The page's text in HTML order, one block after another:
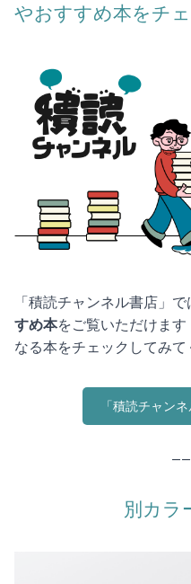
やおすすめ本をチェ
「積読チャンネル書店」で
すめ本をご覧いただけま
なる本をチェックしてみて
「積読チャン
別カラ